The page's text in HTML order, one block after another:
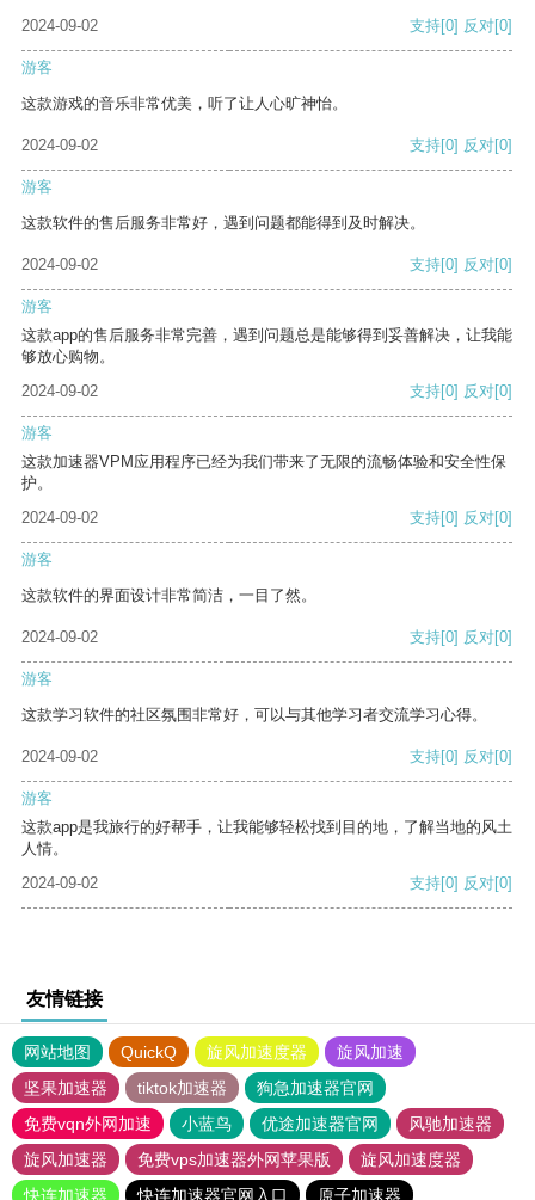
2024-09-02 支持[0] 反对[0]
游客
这款游戏的音乐非常优美，听了让人心旷神怡。
2024-09-02 支持[0] 反对[0]
游客
这款软件的售后服务非常好，遇到问题都能得到及时解决。
2024-09-02 支持[0] 反对[0]
游客
这款app的售后服务非常完善，遇到问题总是能够得到妥善解决，让我能
够放心购物。
2024-09-02
支持[0] 反对[0]
游客
这款加速器VPM应用程序已经为我们带来了无限的流畅体验和安全性保
护。
2024-09-02
支持[0] 反对[0]
游客
这款软件的界面设计非常简洁，一目了然。
2024-09-02 支持[0] 反对[0]
游客
这款学习软件的社区氛围非常好，可以与其他学习者交流学习心得。
2024-09-02 支持[0] 反对[0]
游客
这款app是我旅行的好帮手，让我能够轻松找到目的地，了解当地的风土
人情。
2024-09-02
支持[0] 反对[0]
友情链接
网站地图 QuickQ 旋风加速度器
旋风加速
坚果加速器
tiktok加速器
狗急加速器官网
免费vqn外网加速
小蓝鸟 优途加速器官网
风驰加速器
旋风加速器
免费vps加速器外网苹果版
旋风加速度器
快连加速器
快连加速器官网入口 原子加速器